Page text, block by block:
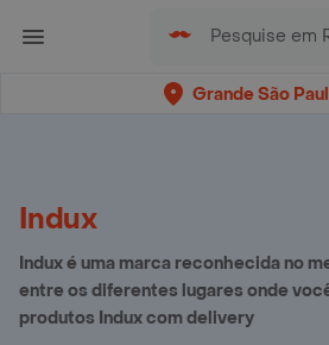
Grande São
Indux
Indux é uma marca reconhecida no
entre os diferentes lugares onde
produtos Indux com delivery